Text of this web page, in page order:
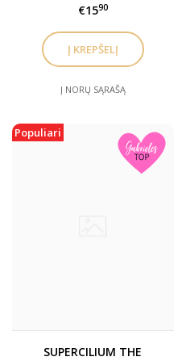
€1590
Į NORŲ SĄRAŠĄ
Populiari
SUPERCILIUM THE